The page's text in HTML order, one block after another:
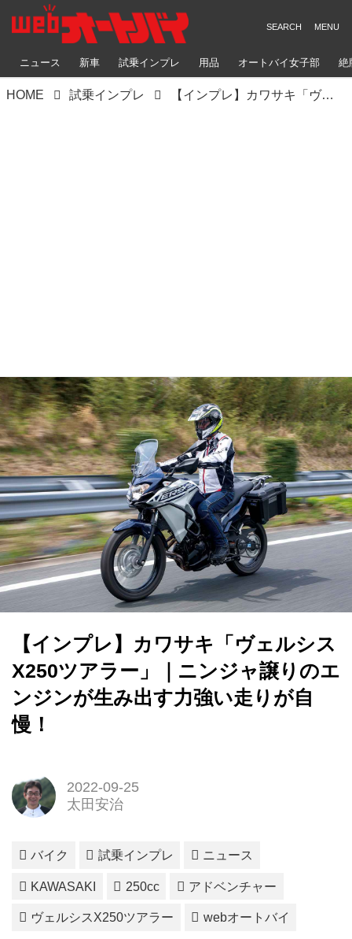
ニュース 新車 試乗インプレ 用品 オートバイ女子部 絶
HOME 試乗インプレ 【インプレ】カワサキ「ヴェルシスX250ツアラー」｜ニンジャ譲りのエンジンが生み出す力強い走りが自慢！
【インプレ】カワサキ「ヴェルシス
X250ツアラー」｜ニンジャ譲りのエ
ンジンが生み出す力強い走りが自
慢！
2022-09-25
太田安治
バイク 試乗インプレ ニュース
KAWASAKI 250cc アドベンチャー
ヴェルシスX250ツアラー webオートバイ